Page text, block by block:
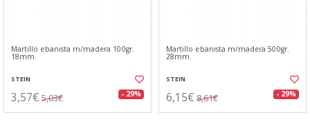
Martillo ebanista m/madera 100gr.
18mm.
STEIN
3,57€ 5,03€ - 29%
Martillo ebanista m/madera 500gr.
28mm.
STEIN
6,15€ 8,61€ - 29%